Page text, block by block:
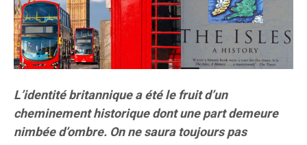
L’identité britannique a été le fruit d’un
cheminement historique dont une part demeure
nimbée d’ombre. On ne saura toujours pas